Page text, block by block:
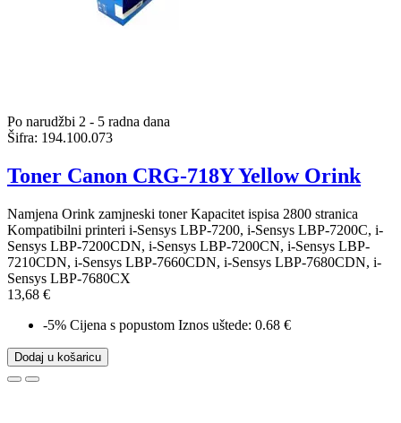
Po narudžbi 2 - 5 radna dana
Šifra: 194.100.073
Toner Canon CRG-718Y Yellow Orink
Namjena Orink zamjneski toner Kapacitet ispisa 2800 stranica
Kompatibilni printeri i-Sensys LBP-7200, i-Sensys LBP-7200C, i-
Sensys LBP-7200CDN, i-Sensys LBP-7200CN, i-Sensys LBP-
7210CDN, i-Sensys LBP-7660CDN, i-Sensys LBP-7680CDN, i-
Sensys LBP-7680CX
13,68 €
-5% Cijena s popustom Iznos uštede: 0.68 €
Dodaj u košaricu